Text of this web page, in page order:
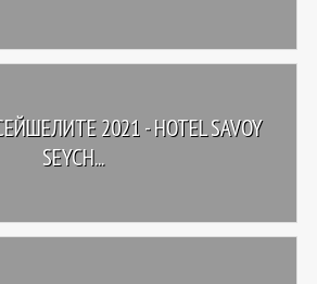
2021 - HOTEL SAVOY
SEYCH...